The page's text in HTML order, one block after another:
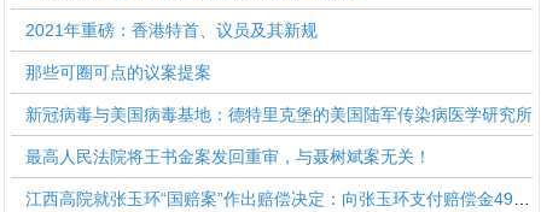
2021年重磅：香港特首、议员及其新规
那些可圈可点的议案提案
新冠病毒与美国病毒基地：德特里克堡的美国陆军传染病医学研究所
最高人民法院将王书金案发回重审，与聂树斌案无关！